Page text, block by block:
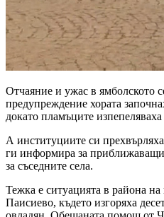
Отчаяние и ужас в ямболското
предупреждение хората
докато пламъците
А институциите си
ги информира за
за съседните села.
Тежка е ситуацията в района
Паисиево, където изгоряха